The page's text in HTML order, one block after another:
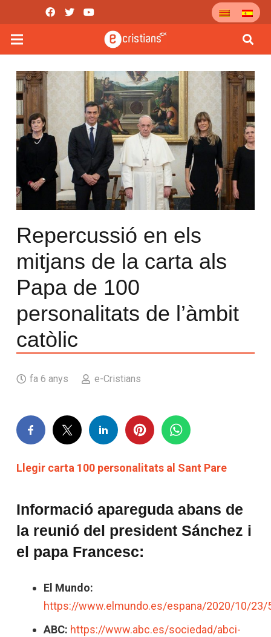
Repercussió en els
mitjans de la carta als
Papa de 100
personalitats de l’àmbit
catòlic
fa 6 anys e-Cristians
Llegir carta 100 personalitats al Sant Pare
Informació apareguda abans de
la reunió del president Sánchez i
el papa Francesc:
El Mundo:
https://www.elmundo.es/espana/2020/10/
ABC: https://www.abc.es/sociedad/abci-